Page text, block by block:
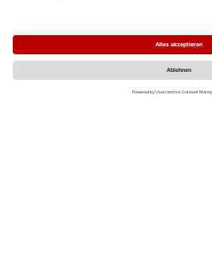
Impressum